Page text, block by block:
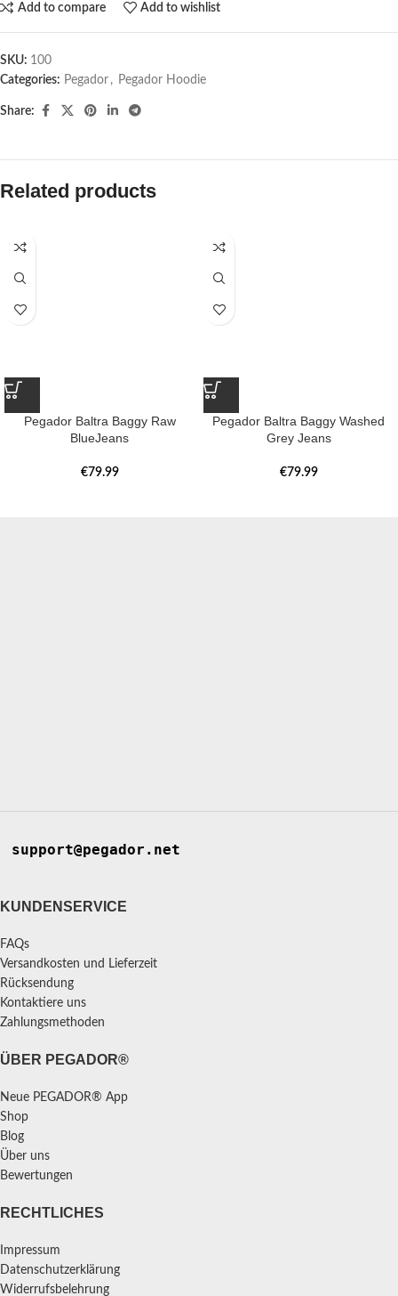
Add to compare Add to wishlist
SKU: 100
Categories: Pegador​ , Pegador Hoodie
Share:
Related products
Pegador Baltra Baggy Raw
BlueJeans
€79.99
Pegador Baltra Baggy Washed
Grey Jeans
€79.99
support@pegador.net
KUNDENSERVICE
FAQs
Versandkosten und Lieferzeit
Rücksendung
Kontaktiere uns
Zahlungsmethoden
ÜBER PEGADOR®
Neue PEGADOR® App
Shop
Blog
Über uns
Bewertungen
RECHTLICHES
Impressum
Datenschutzerklärung
Widerrufsbelehrung